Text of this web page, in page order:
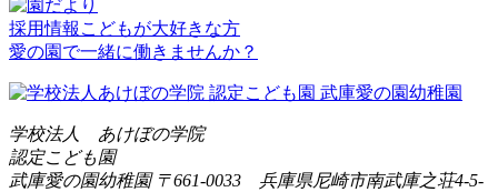
採用情報 こどもが大好きな方
愛の園で一緒に働きませんか？
学校法人 あけぼの学院
認定こども園
武庫愛の園幼稚園 〒661-0033 兵庫県尼崎市南武庫之荘4-5-